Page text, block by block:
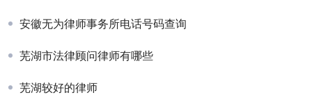
安徽无为律师事务所电话号码查询
芜湖市法律顾问律师有哪些
芜湖较好的律师